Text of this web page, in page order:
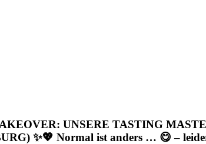
UNSERE TASTING
✨💖 Normal ist anders … 😋 –